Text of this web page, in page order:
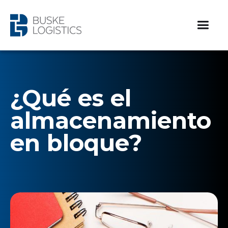
¿Qué es el
almacenamiento
en bloque?